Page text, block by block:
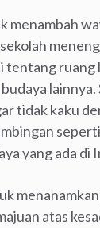
menambah
tidak kaku
yang ada
atas